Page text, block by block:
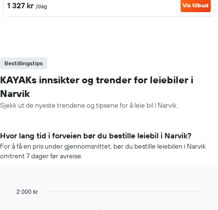
1 327 kr /dag Vis tilbud
Bestillingstips
KAYAKs innsikter og trender for leiebiler i
Narvik
Sjekk ut de nyeste trendene og tipsene for å leie bil i Narvik.
Hvor lang tid i forveien bør du bestille leiebil i Narvik?
For å få en pris under gjennomsnittet, bør du bestille leiebilen i Narvik
omtrent 7 dager før avreise.
Line
Chart
2 000 kr